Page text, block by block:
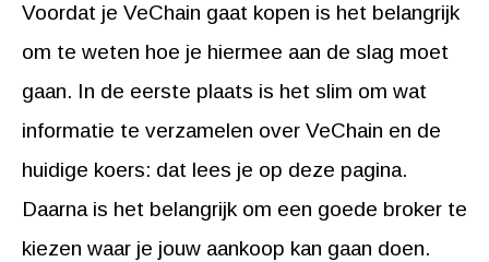
Voordat je VeChain gaat kopen is het belangrijk
om te weten hoe je hiermee aan de slag moet
gaan. In de eerste plaats is het slim om wat
informatie te verzamelen over VeChain en de
huidige koers: dat lees je op deze pagina.
Daarna is het belangrijk om een goede broker te
kiezen waar je jouw aankoop kan gaan doen.